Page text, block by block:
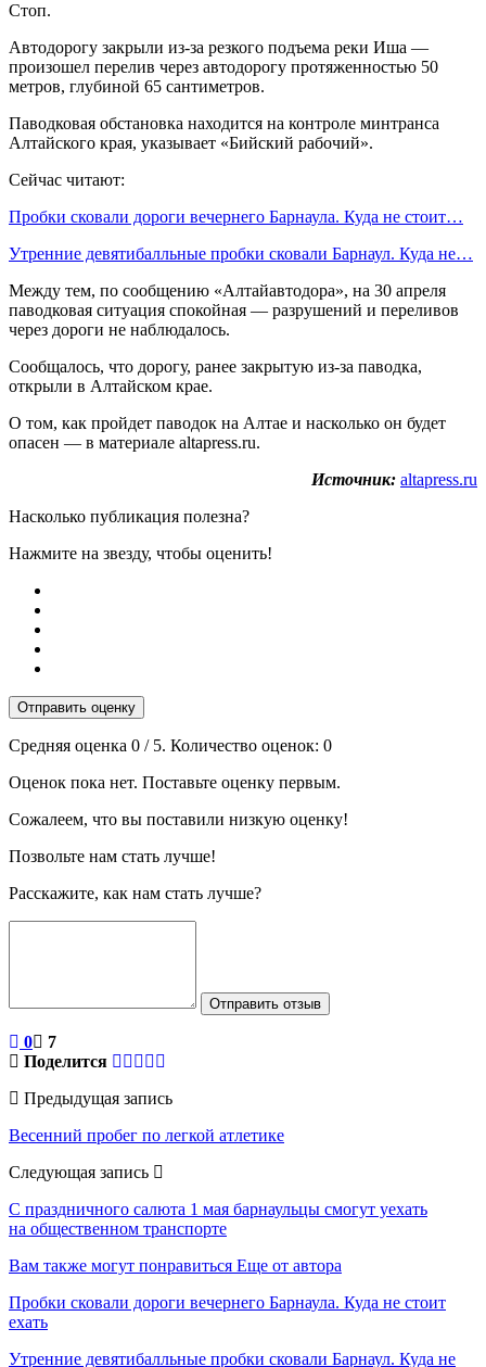
Стоп.
Автодорогу закрыли из-за резкого подъема реки Иша —
произошел перелив через автодорогу протяженностью 50
метров, глубиной 65 сантиметров.
Паводковая обстановка находится на контроле минтранса
Алтайского края, указывает «Бийский рабочий».
Сейчас читают:
Пробки сковали дороги вечернего Барнаула. Куда не стоит…
Утренние девятибалльные пробки сковали Барнаул. Куда не…
Между тем, по сообщению «Алтайавтодора», на 30 апреля
паводковая ситуация спокойная — разрушений и переливов
через дороги не наблюдалось.
Сообщалось, что дорогу, ранее закрытую из-за паводка,
открыли в Алтайском крае.
О том, как пройдет паводок на Алтае и насколько он будет
опасен — в материале altapress.ru.
Источник: altapress.ru
Насколько публикация полезна?
Нажмите на звезду, чтобы оценить!
Отправить оценку
Средняя оценка 0 / 5. Количество оценок: 0
Оценок пока нет. Поставьте оценку первым.
Сожалеем, что вы поставили низкую оценку!
Позвольте нам стать лучше!
Расскажите, как нам стать лучше?
Отправить отзыв
0
7
Поделится
Предыдущая запись
Весенний пробег по легкой атлетике
Следующая запись
С праздничного салюта 1 мая барнаульцы смогут уехать
на общественном транспорте
Вам также могут понравиться Еще от автора
Пробки сковали дороги вечернего Барнаула. Куда не стоит
ехать
Утренние девятибалльные пробки сковали Барнаул. Куда не